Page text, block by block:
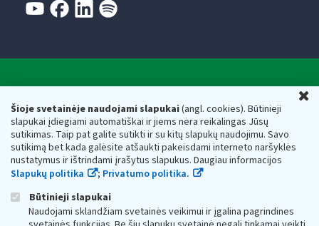
Šioje svetainėje naudojami slapukai(angl. cookies). Būtinieji
slapukai įdiegiami automatiškai ir jiems nėra reikalingas Jūsų
sutikimas. Taip pat galite sutikti ir su kitų slapukų naudojimu. Savo
sutikimą bet kada galėsite atšaukti pakeisdami interneto naršyklės
nustatymus ir ištrindami įrašytus slapukus. Daugiau informacijos
Slapukų politika
; Privatumo politika.
Būtinieji slapukai
Naudojami sklandžiam svetainės veikimui ir įgalina pagrindines
Respublikos finansų ministerijos
Biudžetinė įstaiga. Juridinio asmens kodas — 188659752,
adresas: Vasario 16-osios g. 14, 01107 Vilnius, Lietuva, el.paštas:
vmi@vmi.lt, E. pristatymo dėžutės adresas 188659752
Duomenys apie Valstybinę mokesčių inspekciją prie Lietuvos
Respublikos finansų ministerijos kaupiami ir saugomi Juridinių